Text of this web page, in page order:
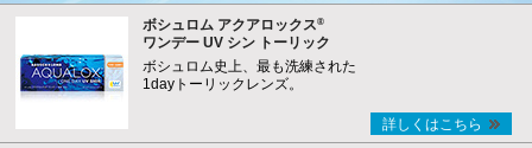
ボシュロム アクアロックス®
ワンデー UV シン トーリック
ボシュロム史上、最も洗練された
1dayトーリックレンズ。
詳しくはこちら